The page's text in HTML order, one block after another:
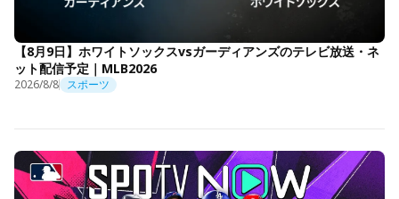
【8月9日】ホワイトソックスvsガーディアンズのテレビ放送・ネ
ット配信予定｜MLB2026
2026/8/8 スポーツ